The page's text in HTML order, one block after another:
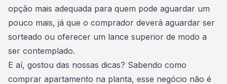
opção mais adequada para quem pode aguardar um
pouco mais, já que o comprador deverá aguardar ser
sorteado ou oferecer um lance superior de modo a
ser contemplado.
E aí, gostou das nossas dicas? Sabendo como
comprar apartamento na planta, esse negócio não é